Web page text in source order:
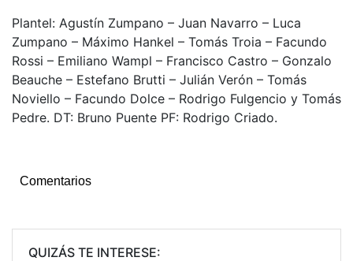
Plantel: Agustín Zumpano – Juan Navarro – Luca
Zumpano – Máximo Hankel – Tomás Troia – Facundo
Rossi – Emiliano Wampl – Francisco Castro – Gonzalo
Beauche – Estefano Brutti – Julián Verón – Tomás
Noviello – Facundo Dolce – Rodrigo Fulgencio y Tomás
Pedre. DT: Bruno Puente PF: Rodrigo Criado.
Comentarios
QUIZÁS TE INTERESE: